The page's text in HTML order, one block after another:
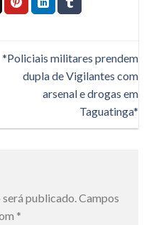
*Policiais militares prendem
dupla de Vigilantes com
arsenal e drogas em
Taguatinga*
será publicado.Campos
*